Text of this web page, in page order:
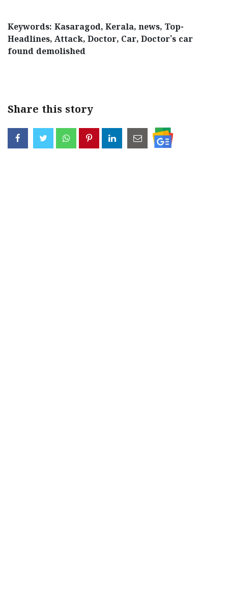
Keywords: Kasaragod, Kerala, news, Top-
Headlines, Attack, Doctor, Car, Doctor's car
found demolished
Share this story